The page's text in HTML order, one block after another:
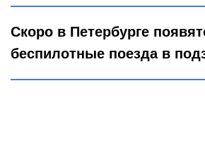
Скоро в Петербурге
беспилотные поезда в